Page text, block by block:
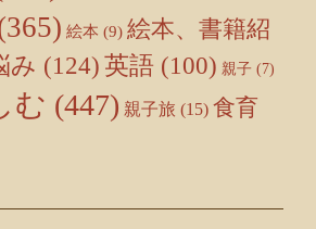
絵本 (9) 絵本、書籍紹
み (124) 英語 (100) 親子 (7)
む (447) 親子旅 (15) 食育